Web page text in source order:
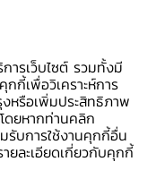
สตางค์ Story
EN
กิจกรรมจิตอาสาบำเพ็ญสาธารณประโยชน์ และบำเพ็ญสาธารณกุศลเฉลิมพระเกียรติสมเด็จพระนางเจ้าสิริกิติ์ พระบรมราชินีนาถ พระบรมราชชนนีพันปีหลวง เนื่องในโอกาสวันเฉลิมพระชนมพรรษา 12 สิงหาคม 2567
ารเว็บไซต์ รวมทั้งมี
กี้เพื่อวิเคราะห์การ
หรือเพิ่มประสิทธิภาพ
ดยหากท่านคลิก
รับการใช้งานคุกกี้อื่น
ยละเอียดเกี่ยวกับคุกกี้